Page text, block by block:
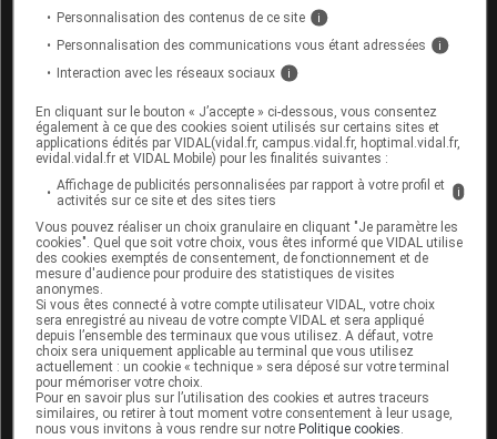
Espace produit
Boutique
VIDAL Expert
VIDAL Hoptimal
eVIDAL
VIDAL Mobile
VIDAL widget
VIDAL Sécurisation
VIDAL e-Services
Espace institutionnel
Qui sommes-nous ?
VIDAL France
Carrières
Personnalisation des contenus de ce site i
Personnalisation des communications vous étant adressées i
Interaction avec les réseaux sociaux i
En cliquant sur le bouton « J’accepte » ci-dessous, vous consentez
également à ce que des cookies soient utilisés sur certains sites et
applications édités par VIDAL(vidal.fr, campus.vidal.fr, hoptimal.vidal.fr,
evidal.vidal.fr et VIDAL Mobile) pour les finalités suivantes :
Affichage de publicités personnalisées par rapport à votre profil et
activités sur ce site et des sites tiers
i
Vous pouvez réaliser un choix granulaire en cliquant "Je paramètre les
cookies". Quel que soit votre choix, vous êtes informé que VIDAL utilise
des cookies exemptés de consentement, de fonctionnement et de
mesure d'audience pour produire des statistiques de visites
anonymes.
Si vous êtes connecté à votre compte utilisateur VIDAL, votre choix
sera enregistré au niveau de votre compte VIDAL et sera appliqué
depuis l’ensemble des terminaux que vous utilisez. A défaut, votre
choix sera uniquement applicable au terminal que vous utilisez
actuellement : un cookie « technique » sera déposé sur votre terminal
pour mémoriser votre choix.
Pour en savoir plus sur l’utilisation des cookies et autres traceurs
similaires, ou retirer à tout moment votre consentement à leur usage,
nous vous invitons à vous rendre sur notrePolitique cookies